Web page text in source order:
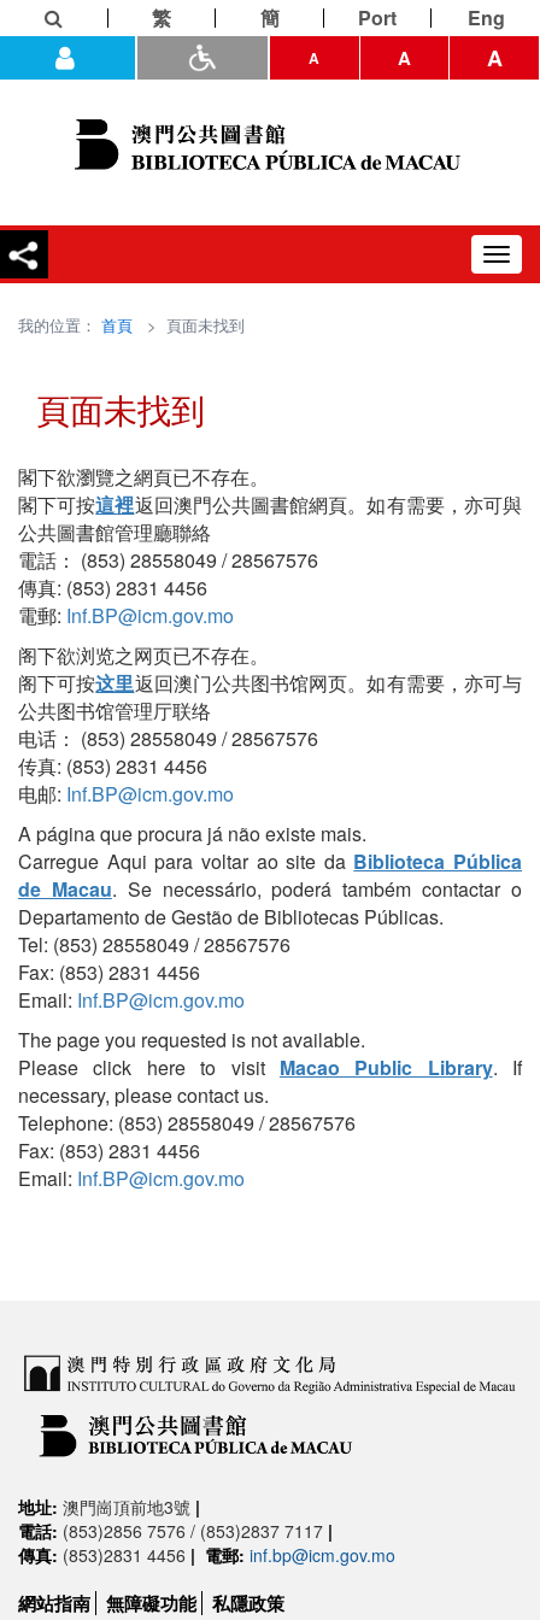
繁 簡 Port Eng
A A A
我的位置： 首頁 > 頁面未找到
頁面未找到
閣下欲瀏覽之網頁已不存在。
閣下可按這裡返回澳門公共圖書館網頁。如有需要，亦可與
公共圖書館管理廳聯絡
電話： (853) 28558049 / 28567576
傳真: (853) 2831 4456
電郵: Inf.BP@icm.gov.mo
阁下欲浏览之网页已不存在。
阁下可按这里返回澳门公共图书馆网页。如有需要，亦可与
公共图书馆管理厅联络
电话： (853) 28558049 / 28567576
传真: (853) 2831 4456
电邮: Inf.BP@icm.gov.mo
A página que procura já não existe mais.
Carregue Aqui para voltar ao site da Biblioteca Pública
de Macau. Se necessário, poderá também contactar o
Departamento de Gestão de Bibliotecas Públicas.
Tel: (853) 28558049 / 28567576
Fax: (853) 2831 4456
Email: Inf.BP@icm.gov.mo
The page you requested is not available.
Please click here to visit Macao Public Library. If
necessary, please contact us.
Telephone: (853) 28558049 / 28567576
Fax: (853) 2831 4456
Email: Inf.BP@icm.gov.mo
地址: 澳門崗頂前地3號 |
電話: (853)2856 7576 / (853)2837 7117 |
傳真: (853)2831 4456 | 電郵: inf.bp@icm.gov.mo
網站指南 無障礙功能 私隱政策